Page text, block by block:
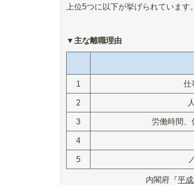
上位5つに以下が挙げられています。
▼主な離職理由
1 仕
2
3 労働時間、
4
5
内閣府『平